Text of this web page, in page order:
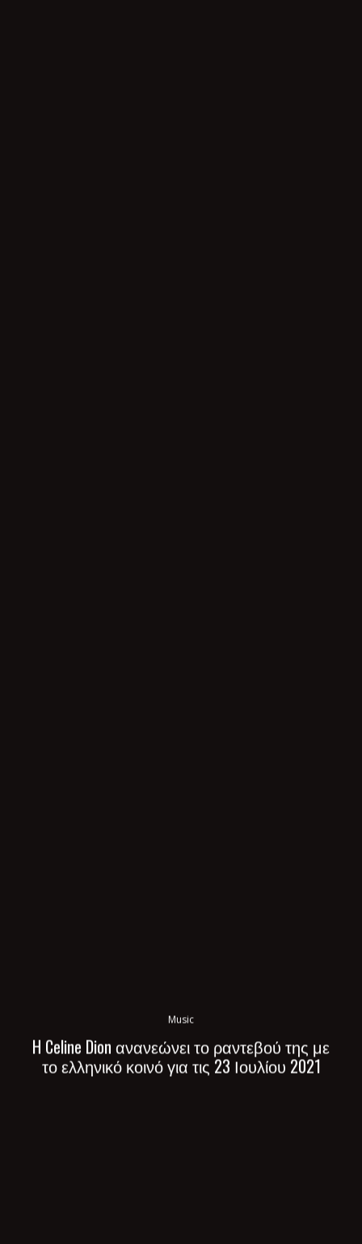
Music
H Celine Dion ανανεώνει το ραντεβού της με
το ελληνικό κοινό για τις 23 Ιουλίου 2021